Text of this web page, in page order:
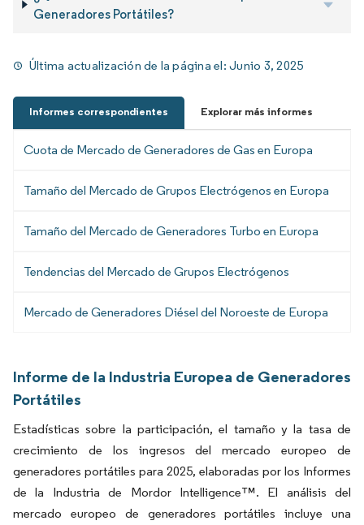
Generadores Portátiles?
Última actualización de la página el:Junio 3, 2025
Informes correspondientes Explorar más informes
Cuota de Mercado de Generadores de Gas en Europa
Tamaño del Mercado de Grupos Electrógenos en Europa
Tamaño del Mercado de Generadores Turbo en Europa
Tendencias del Mercado de Grupos Electrógenos
Mercado de Generadores Diésel del Noroeste de Europa
Informe de la Industria Europea de Generadores
Portátiles
Estadísticas sobre la participación, el tamaño y la tasa de
crecimiento de los ingresos del mercado europeo de
generadores portátiles para 2025, elaboradas por los Informes
de la Industria de Mordor Intelligence™. El análisis del
mercado europeo de generadores portátiles incluye una